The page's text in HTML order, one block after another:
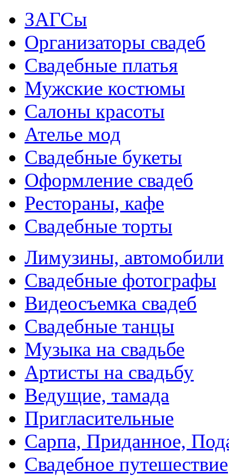
ЗАГСы
Организаторы свадеб
Свадебные платья
Мужские костюмы
Cалоны красоты
Ателье мод
Свадебные букеты
Оформление свадеб
Рестораны, кафе
Свадебные торты
Лимузины, автомобили
Свадебные фотографы
Видеосъемка свадеб
Свадебные танцы
Музыка на свадьбе
Артисты на свадьбу
Ведущие, тамада
Пригласительные
Сарпа, Приданное,
Свадебное путешествие